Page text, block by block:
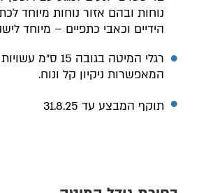
נוחות ובהם אזור נוחות מיוחד
הידיים וכאבי כתפיים – מיוחד
רגלי המיטה
המאפשרות ניקיון קל ונוח.
תוקף המבצע עד 31.8.25